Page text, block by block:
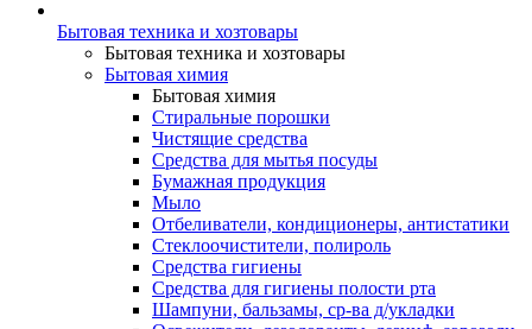
Бытовая техника и хозтовары
Бытовая техника и хозтовары
Бытовая химия
Бытовая химия
Стиральные порошки
Чистящие средства
Средства для мытья посуды
Бумажная продукция
Мыло
Отбеливатели, кондиционеры, антистатики
Стеклоочистители, полироль
Средства гигиены
Средства для гигиены полости рта
Шампуни, бальзамы, ср-ва д/укладки